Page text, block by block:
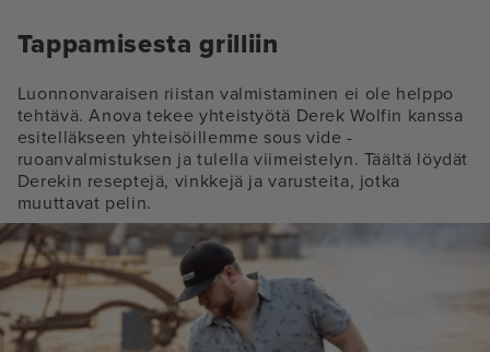
Tappamisesta grilliin
Luonnonvaraisen riistan valmistaminen ei ole helppo
tehtävä. Anova tekee yhteistyötä Derek Wolfin kanssa
esitelläkseen yhteisöillemme sous vide -
ruoanvalmistuksen ja tulella viimeistelyn. Täältä löydät
Derekin reseptejä, vinkkejä ja varusteita, jotka
muuttavat pelin.